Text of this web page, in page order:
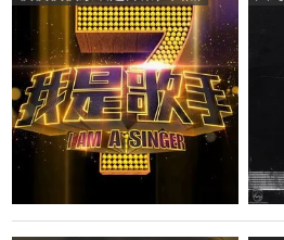
杰三月翻唱(播放:18)
永